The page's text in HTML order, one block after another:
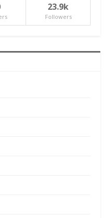
23.9k
Followers